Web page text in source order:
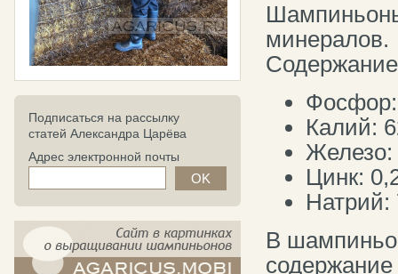
Подписаться на рассылку
статей Александра Царёва
Адрес электронной почты
минералов.
Калий:
Железо:
Цинк:
Натрий:
В
содержание